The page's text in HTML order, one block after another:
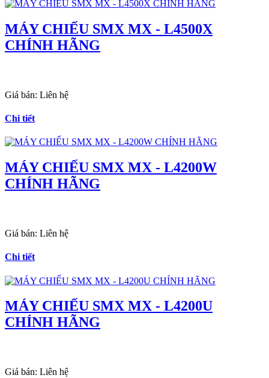
MÁY CHIẾU SMX MX - L4500X
CHÍNH HÃNG
Giá bán: Liên hệ
Chi tiết
MÁY CHIẾU SMX MX - L4200W
CHÍNH HÃNG
Giá bán: Liên hệ
Chi tiết
MÁY CHIẾU SMX MX - L4200U
CHÍNH HÃNG
Giá bán: Liên hệ